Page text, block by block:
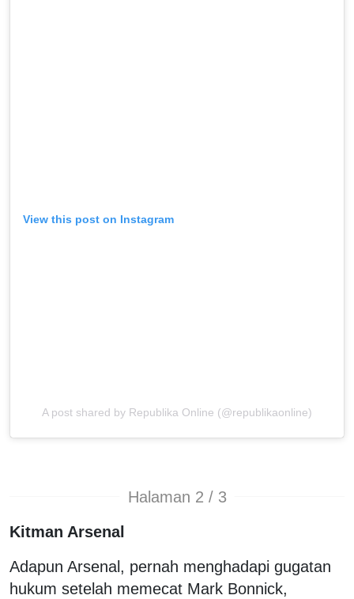
View this post on Instagram
A post shared by Republika Online (@republikaonline)
Halaman 2 / 3
Kitman Arsenal
Adapun Arsenal, pernah menghadapi gugatan
hukum setelah memecat Mark Bonnick,